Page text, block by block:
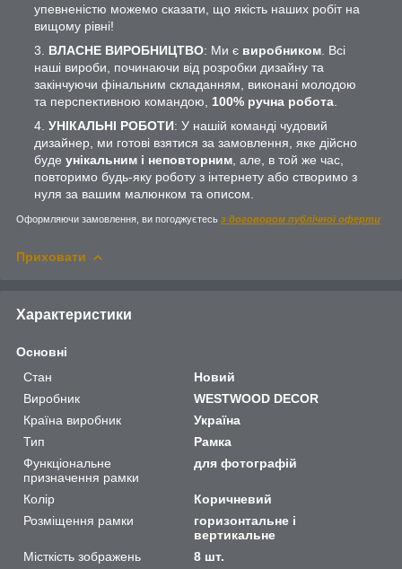
упевненістю можемо сказати, що якість наших робіт на
вищому рівні!
ВЛАСНЕ ВИРОБНИЦТВО: Ми є виробником . Всі
наші вироби, починаючи від розробки дизайну та
закінчуючи фінальним складанням, виконані молодою
та перспективною командою, 100% ручна робота
УНІКАЛЬНІ РОБОТИ: У нашій команді чудовий
дизайнер, ми готові взятися за замовлення, яке дійсно
буде унікальним і неповторним , але, в той же час,
повторимо будь-яку роботу з інтернету або створимо з
нуля за вашим малюнком та описом.
Оформляючи замовлення, ви погоджуєтесь з договором публічної оферти
Приховати
Характеристики
Основні
Стан
Новий
Виробник
WESTWOOD DECOR
Країна виробник
Україна
Тип
Рамка
Функціональне
призначення рамки
для фотографій
Колір
Коричневий
Розміщення рамки
горизонтальне і
вертикальне
Місткість зображень
8 шт.